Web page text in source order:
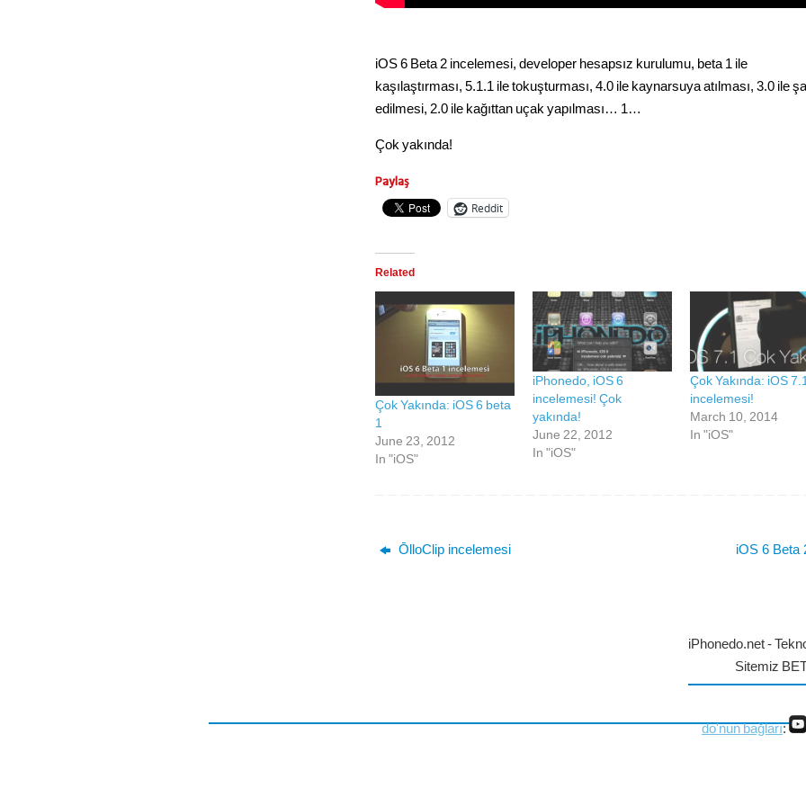
iOS 6 Beta 2 incelemesi, developer hesapsız kurulumu, beta 1 ile
kaşılaştırması, 5.1.1 ile tokuşturması, 4.0 ile kaynarsuya atılması, 3.0 ile
edilmesi, 2.0 ile kağıttan uçak yapılması… 1…
Çok yakında!
Paylaş
Reddit
Related
Çok Yakında: iOS 6 beta
1
June 23, 2012
In "iOS"
iPhonedo, iOS 6
incelemesi! Çok
yakında!
June 22, 2012
In "iOS"
Çok Yakında: iOS
incelemesi!
March 10, 2014
In "iOS"
ŌlloClip incelemesi iOS 6 Beta
iPhonedo.net -
Sitemiz
do'nun bağları: